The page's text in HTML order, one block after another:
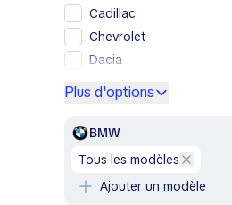
Cadillac
Chevrolet
Dacia
Ford
GMC
Honda
Plus d'options
BMW
tous les modèles
Ajouter un modèle